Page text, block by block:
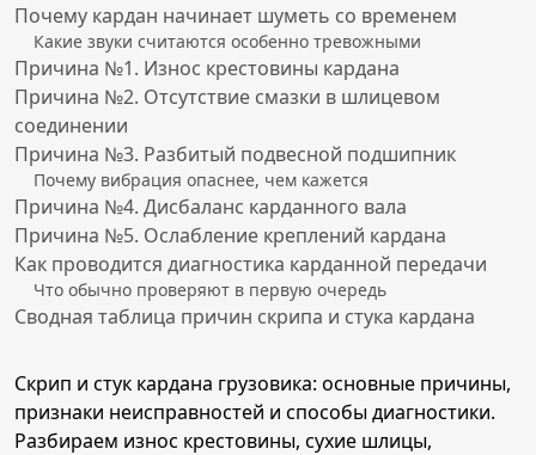
Почему кардан начинает шуметь со временем
Какие звуки считаются особенно тревожными
Причина №1. Износ крестовины кардана
Причина №2. Отсутствие смазки в шлицевом
соединении
Причина №3. Разбитый подвесной подшипник
Почему вибрация опаснее, чем кажется
Причина №4. Дисбаланс карданного вала
Причина №5. Ослабление креплений кардана
Как проводится диагностика карданной передачи
Что обычно проверяют в первую очередь
Сводная таблица причин скрипа и стука кардана
Скрип и стук кардана грузовика: основные причины,
признаки неисправностей и способы диагностики.
Разбираем износ крестовины, сухие шлицы,